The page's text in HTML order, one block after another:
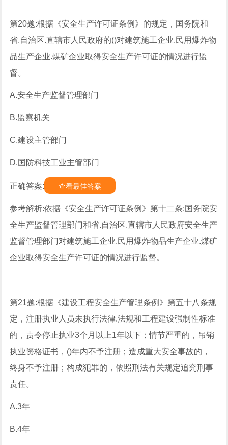
第20题:根据《安全生产许可证条例》的规定，国务院和
省.自治区.直辖市人民政府的()对建筑施工企业.民用爆炸物
品生产企业.煤矿企业取得安全生产许可证的情况进行监
督。
A.安全生产监督管理部门
B.监察机关
C.建设主管部门
D.国防科技工业主管部门
正确答案: 查看最佳答案
参考解析:依据《安全生产许可证条例》第十二条:国务院安
全生产监督管理部门和省.自治区.直辖市人民政府安全生产
监督管理部门对建筑施工企业.民用爆炸物品生产企业.煤矿
企业取得安全生产许可证的情况进行监督。
第21题:根据《建设工程安全生产管理条例》第五十八条规
定，注册执业人员未执行法律.法规和工程建设强制性标准
的，责令停止执业3个月以上1年以下；情节严重的，吊销
执业资格证书，()年内不予注册；造成重大安全事故的，
终身不予注册；构成犯罪的，依照刑法有关规定追究刑事
责任。
A.3年
B.4年